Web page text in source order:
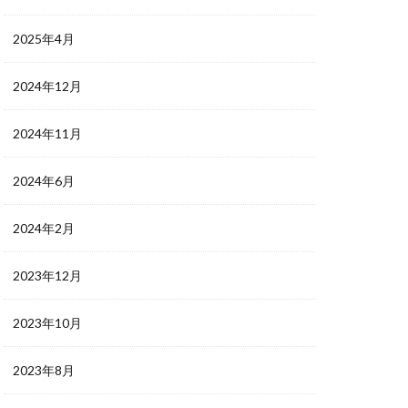
2025年4月
2024年12月
2024年11月
2024年6月
2024年2月
2023年12月
2023年10月
2023年8月